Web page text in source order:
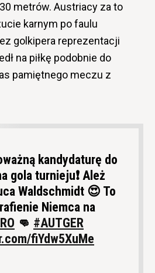
metrów. Austriacy za to
karnym po faulu
golkipera reprezentacji
na piłkę podobnie do
pamiętnego meczu z
kandydaturę do
gola turnieju❗ Ależ
Waldschmidt 😍 To
Niemca na
👊 #AUTGER
fiYdw5XuMe